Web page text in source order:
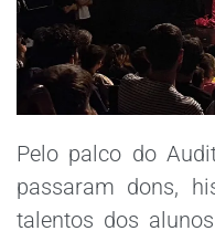
Pelo palco do
passaram dons,
talentos dos